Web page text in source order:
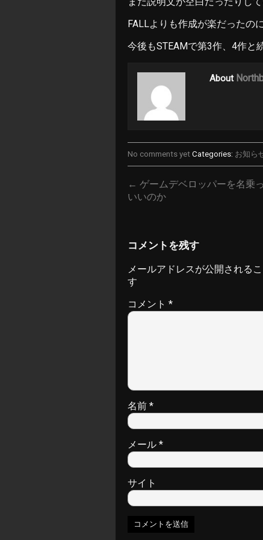
FALLよりも作成が楽だったの
今後もSTEAMで第3作、4作と
About
No comments yet Categories: お知ら
← ゲームデベロッパーを名乗
いいのか
コメントを残す
メールアドレスが公開される
す
コメント *
名前 *
メール *
サイト